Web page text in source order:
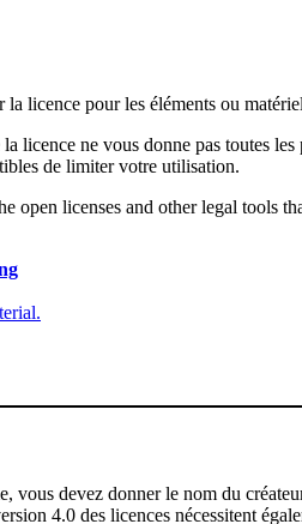
la licence pour les éléments ou
licence ne vous donne pas toutes
de limiter votre utilisation.
open licenses and other legal tools
vous devez donner le nom du
4.0 des licences nécessitent